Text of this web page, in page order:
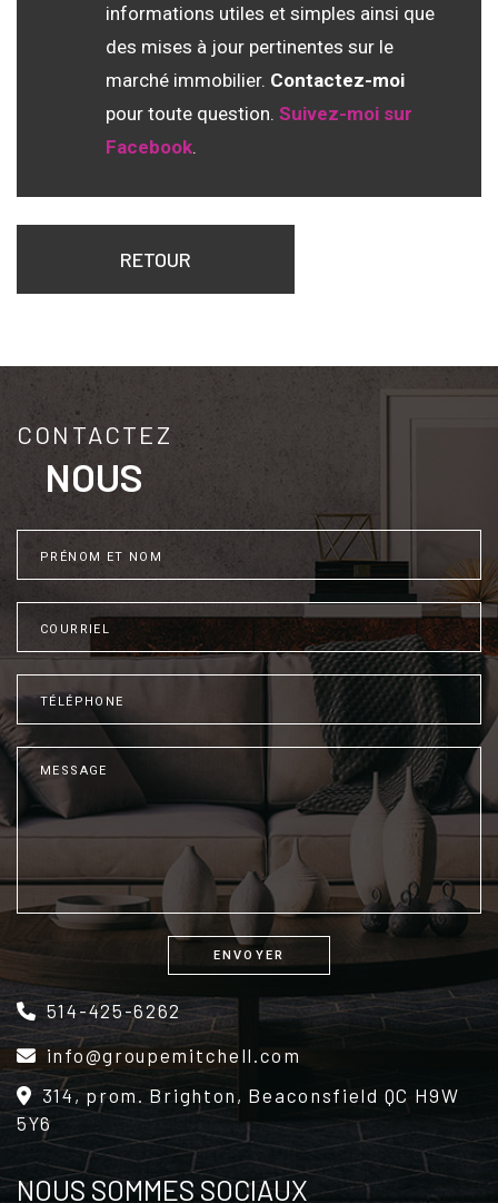
informations utiles et simples ainsi que
des mises à jour pertinentes sur le
marché immobilier. Contactez-moi
pour toute question. Suivez-moi sur
Facebook.
RETOUR
CONTACTEZ
NOUS
ENVOYER
Alternative:
514-425-6262
info@groupemitchell.com
314, prom. Brighton, Beaconsfield QC H9W
5Y6
NOUS SOMMES SOCIAUX